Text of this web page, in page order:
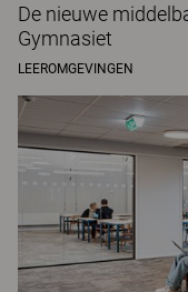
De nieuwe
Gymnasiet
LEEROMGEVINGEN